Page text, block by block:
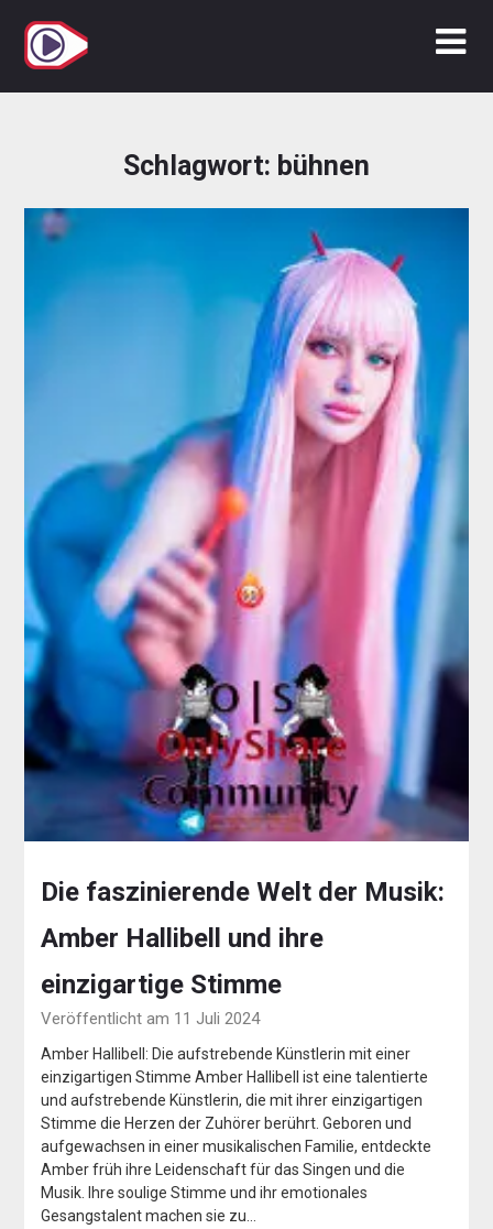
Inhalt
springen
Schlagwort: bühnen
Die faszinierende Welt der Musik:
Amber Hallibell und ihre
einzigartige Stimme
Veröffentlicht am 11 Juli 2024
Amber Hallibell: Die aufstrebende Künstlerin mit einer
einzigartigen Stimme Amber Hallibell ist eine talentierte
und aufstrebende Künstlerin, die mit ihrer einzigartigen
Stimme die Herzen der Zuhörer berührt. Geboren und
aufgewachsen in einer musikalischen Familie, entdeckte
Amber früh ihre Leidenschaft für das Singen und die
Musik. Ihre soulige Stimme und ihr emotionales
Gesangstalent machen sie zu…